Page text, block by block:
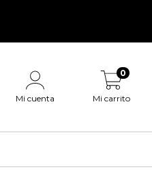
Mi cuenta Mi carrito
0